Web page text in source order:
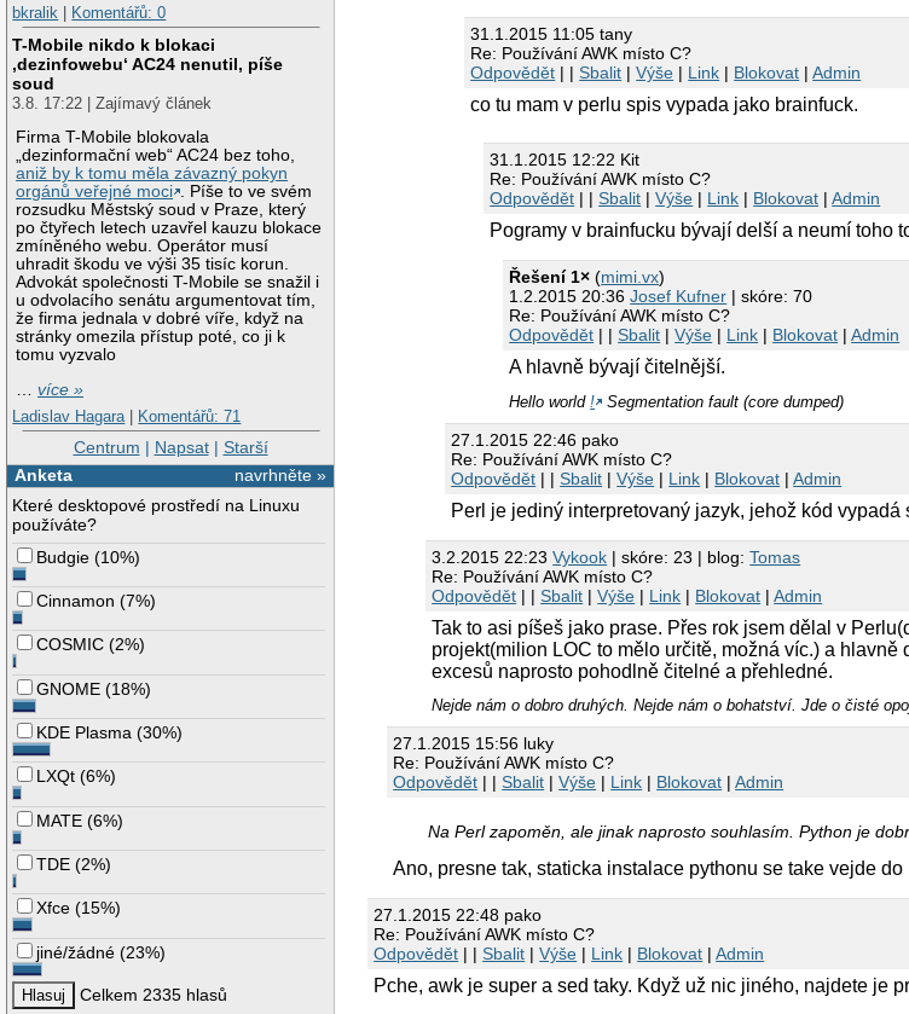
bkralik
Komentářů: 0
T-Mobile nikdo k blokaci
‚dezinfowebu‘ AC24 nenutil, píše
soud
3.8. 17:22 | Zajímavý článek
Firma T-Mobile blokovala
„dezinformační web“ AC24 bez toho,
aniž by k tomu měla závazný pokyn
orgánů veřejné moci . Píše to ve svém
rozsudku Městský soud v Praze, který
po čtyřech letech uzavřel kauzu blokace
zmíněného webu. Operátor musí
uhradit škodu ve výši 35 tisíc korun.
Advokát společnosti T-Mobile se snažil i
u odvolacího senátu argumentovat tím,
že firma jednala v dobré víře, když na
stránky omezila přístup poté, co ji k
tomu vyzvalo
…více »
Ladislav Hagara | Komentářů: 71
Centrum | Napsat| Starší
navrhněte »
Anketa
Které desktopové prostředí na Linuxu
používáte?
Budgie (10%)
Cinnamon (7%)
COSMIC (2%)
GNOME (18%)
KDE Plasma (30%)
LXQt (6%)
MATE (6%)
TDE (2%)
Xfce (15%)
jiné/žádné (23%)
Celkem 2335 hlasů
31.1.2015 11:05 tany
Re: Používání AWK místo C?
Odpovědět | |Sbalit |Výše | Link | Blokovat |Admin
co tu mam v perlu spis vypada jako brainfuck.
31.1.2015 12:22 Kit
Re: Používání AWK místo C?
Odpovědět | |Sbalit |Výše | Link | Blokovat |Admin
Pogramy v brainfucku bývají delší a neumí toho
Řešení 1× (mimi.vx)
1.2.2015 20:36Josef Kufner | skóre: 70
Re: Používání AWK místo C?
Odpovědět | |Sbalit |Výše | Link | Blokovat |Admin
A hlavně bývají čitelnější.
Hello world ! Segmentation fault (core dumped)
27.1.2015 22:46 pako
Re: Používání AWK místo C?
Odpovědět | |Sbalit |Výše | Link | Blokovat |Admin
Perl je jediný interpretovaný jazyk, jehož kód vypadá
3.2.2015 22:23Vykook | skóre: 23 | blog:Tomas
Re: Používání AWK místo C?
Odpovědět | |Sbalit |Výše | Link | Blokovat |Admin
Tak to asi píšeš jako prase. Přes rok jsem dělal v
projekt(milion LOC to mělo určitě, možná víc.) a
excesů naprosto pohodlně čitelné a přehledné.
Nejde nám o dobro druhých. Nejde nám o bohatství. Jde o čisté
27.1.2015 15:56 luky
Re: Používání AWK místo C?
Odpovědět | |Sbalit |Výše | Link | Blokovat |Admin
Na Perl zapoměn, ale jinak naprosto souhlasím. Python je
Ano, presne tak, staticka instalace pythonu se take vejde
27.1.2015 22:48 pako
Re: Používání AWK místo C?
Odpovědět | |Sbalit |Výše | Link | Blokovat |Admin
Pche, awk je super a sed taky. Když už nic jiného, najdete je